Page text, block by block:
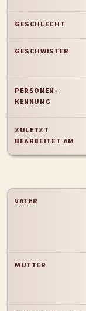
MITMACHEN
Lesezeichen
Benutzer-Login
Deutsch
GESCHLECHT
GESCHWISTER
PERSONEN-
KENNUNG
ZULETZT
BEARBEITET AM
VATER
MUTTER